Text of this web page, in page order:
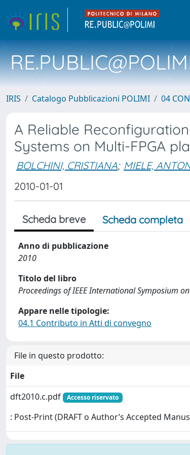
IRIS Catalogo Pubblicazioni POLIMI 04
A Reliable
Systems on Multi-FPGA
BOLCHINI, CRISTIANA; MIELE,
2010-01-01
Scheda breve Scheda completa
Anno di pubblicazione
2010
Titolo del libro
Proceedings of IEEE International Symposium
Appare nelle tipologie:
04.1 Contributo in Atti di convegno
File in questo prodotto:
File
dft2010.c.pdf
Accesso riservato
: Post-Print (DRAFT o Author’s Accepted